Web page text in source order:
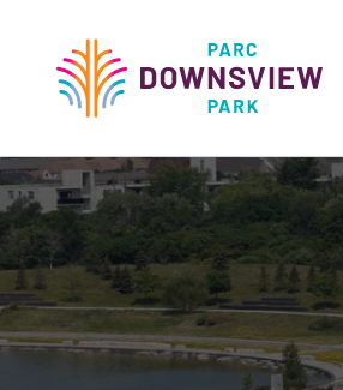
content
Downsview Park